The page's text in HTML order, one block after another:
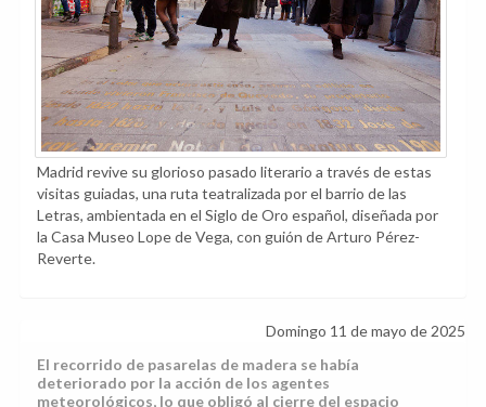
Madrid revive su glorioso pasado literario a través de estas
visitas guiadas, una ruta teatralizada por el barrio de las
Letras, ambientada en el Siglo de Oro español, diseñada por
la Casa Museo Lope de Vega, con guión de Arturo Pérez-
Reverte.
Domingo 11 de mayo de 2025
El recorrido de pasarelas de madera se había
deteriorado por la acción de los agentes
meteorológicos, lo que obligó al cierre del espacio